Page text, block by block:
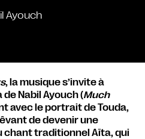
Ayouch
, la musique s’invite à
Nabil Ayouch (Much
avec le portrait de Touda,
de devenir une
chant traditionnel Aïta, qui